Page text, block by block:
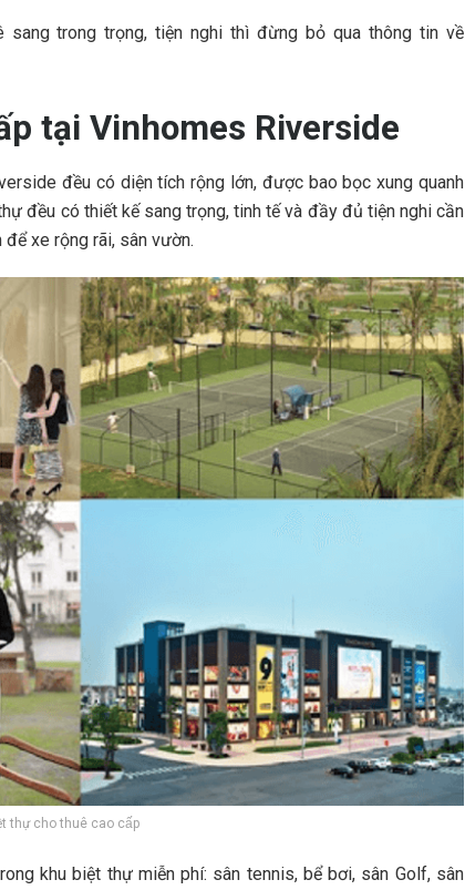
sang trong trọng, tiện nghi thì đừng bỏ qua thông tin về
tại Vinhomes Riverside
đều có diện tích rộng lớn, được bao bọc xung quanh
đều có thiết kế sang trọng, tinh tế và đầy đủ tiện nghi cần
xe rộng rãi, sân vườn.
thự cho thuê cao cấp
khu biệt thự miễn phí: sân tennis, bể bơi, sân Golf, sân